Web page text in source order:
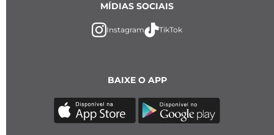
BAIXE O APP
MÍDIAS SOCIAIS
Instagram TikTok